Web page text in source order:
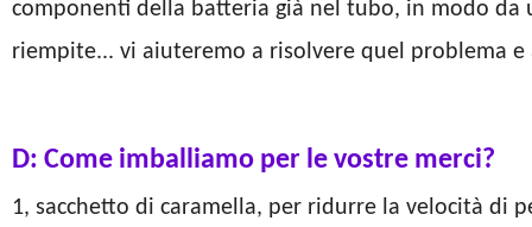
componenti della batteria già nel tubo, in modo
riempite... vi aiuteremo a risolvere quel problema
D: Come imballiamo per le vostre merci?
1, sacchetto di caramella, per ridurre la velocità